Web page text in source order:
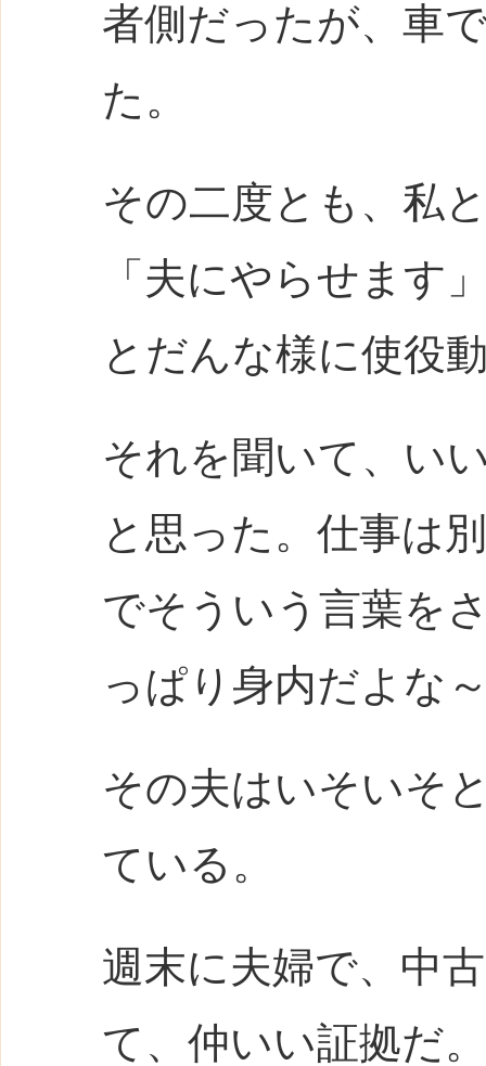
者側だったが、車
た。
その二度とも、私
「夫にやらせます
とだんな様に使役
それを聞いて、い
と思った。仕事は
でそういう言葉を
っぱり身内だよな
その夫はいそいそ
ている。
週末に夫婦で、中
て、仲いい証拠だ。